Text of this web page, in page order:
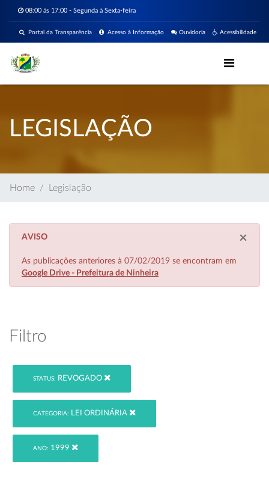
08:00 ás 17:00 - Segunda à Sexta-feira
Acessibilidade
Ouvidoria
Acesso à Informação
Portal da Transparência
LEGISLAÇÃO
Home Legislação
×
AVISO
As publicações anteriores à 07/02/2019 se encontram em
Google Drive - Prefeitura de Ninheira
Filtro
STATUS: REVOGADO
CATEGORIA: LEI ORDINÁRIA
ANO: 1999